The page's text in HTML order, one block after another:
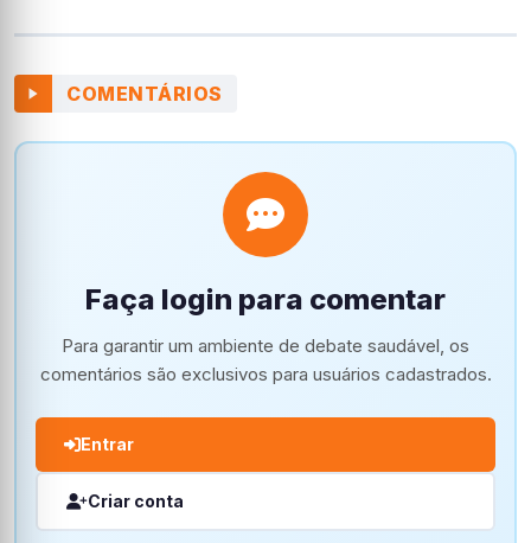
COMENTÁRIOS
Faça login para comentar
Para garantir um ambiente de debate saudável, os
comentários são exclusivos para usuários cadastrados.
Entrar
Criar conta